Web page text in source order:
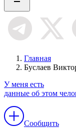
Главная
Буслаев
У меня есть
данные об этом
Сообщить